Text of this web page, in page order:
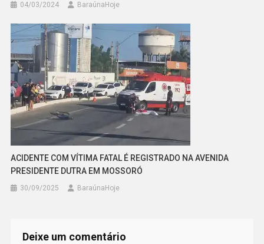
04/03/2024 BaraúnaHoje
ACIDENTE COM VÍTIMA FATAL É REGISTRADO NA AVENIDA
PRESIDENTE DUTRA EM MOSSORÓ
30/09/2025 BaraúnaHoje
Deixe um comentário